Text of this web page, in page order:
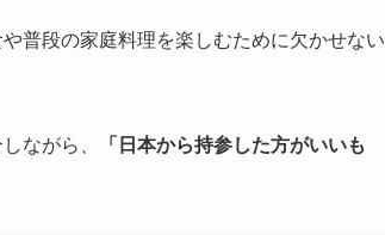
普段の家庭料理を楽しむために欠かせない
ながら、
「日本から持参した方がいいも